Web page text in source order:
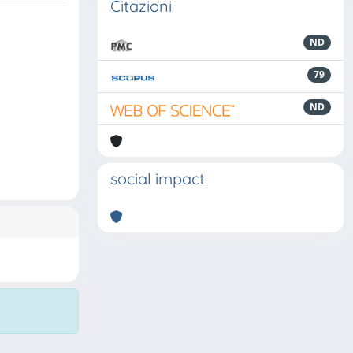
Citazioni
ND
79
ND
social impact